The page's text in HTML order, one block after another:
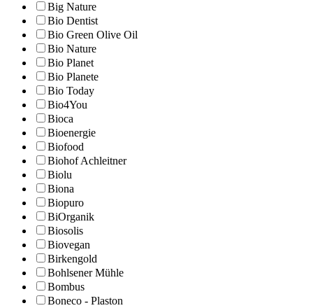
Big Nature
Bio Dentist
Bio Green Olive Oil
Bio Nature
Bio Planet
Bio Planete
Bio Today
Bio4You
Bioca
Bioenergie
Biofood
Biohof Achleitner
Biolu
Biona
Biopuro
BiOrganik
Biosolis
Biovegan
Birkengold
Bohlsener Mühle
Bombus
Boneco - Plaston